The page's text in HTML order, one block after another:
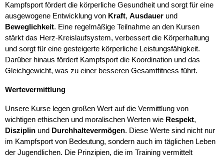
Kampfsport fördert die körperliche Gesundheit und sorgt für eine
ausgewogene Entwicklung von Kraft, Ausdauer und
Beweglichkeit. Eine regelmäßige Teilnahme an den Kursen
stärkt das Herz-Kreislaufsystem, verbessert die Körperhaltung
und sorgt für eine gesteigerte körperliche Leistungsfähigkeit.
Darüber hinaus fördert Kampfsport die Koordination und das
Gleichgewicht, was zu einer besseren Gesamtfitness führt.
Wertevermittlung
Unsere Kurse legen großen Wert auf die Vermittlung von
wichtigen ethischen und moralischen Werten wie Respekt,
Disziplin und Durchhaltevermögen. Diese Werte sind nicht nur
im Kampfsport von Bedeutung, sondern auch im täglichen Leben
der Jugendlichen. Die Prinzipien, die im Training vermittelt